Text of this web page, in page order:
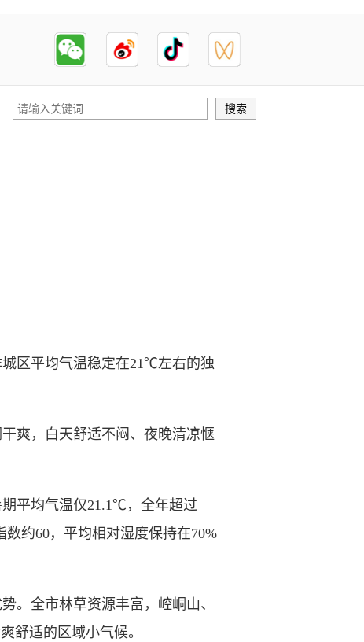
区平均气温稳定在21℃左右的独
爽，白天舒适不闷、夜晚清凉惬
平均气温仅21.1℃，全年超过
约60，平均相对湿度保持在70%
全市林草资源丰富，崆峒山、
舒适的区域小气候。